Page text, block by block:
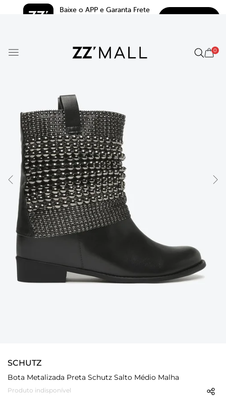
Baixe o APP e Garanta Frete
0
SCHUTZ
Bota Metalizada Preta Schutz Salto Médio Malha
Produto indisponível